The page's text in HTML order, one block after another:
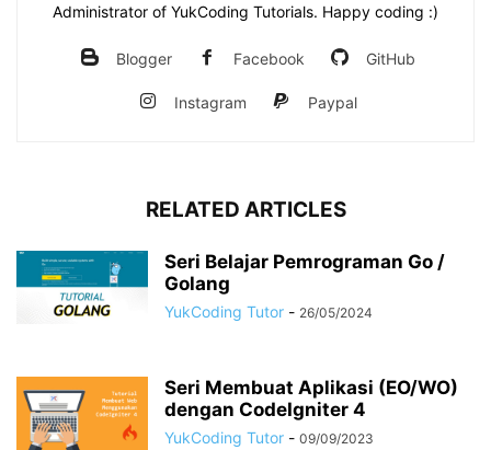
Administrator of YukCoding Tutorials. Happy coding :)
Blogger Facebook GitHub
Instagram Paypal
RELATED ARTICLES
Seri Belajar Pemrograman Go /
Golang
YukCoding Tutor - 26/05/2024
Seri Membuat Aplikasi (EO/WO)
dengan CodeIgniter 4
YukCoding Tutor - 09/09/2023